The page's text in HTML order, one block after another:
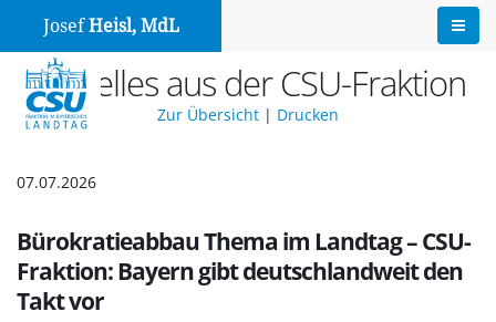
JosefHeisl, MdL
Aktuelles aus der CSU-Fraktion
Zur Übersicht | Drucken
07.07.2026
Bürokratieabbau Thema im Landtag – CSU-
Fraktion: Bayern gibt deutschlandweit den
Takt vor